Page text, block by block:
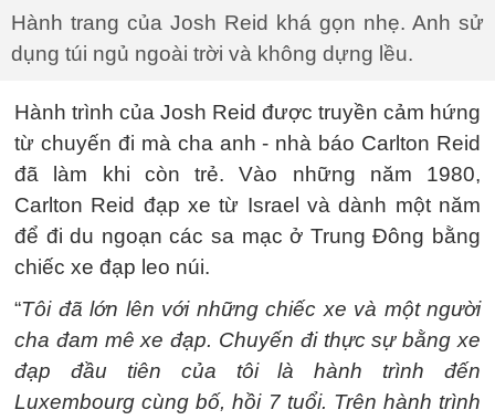
Hành trang của Josh Reid khá gọn nhẹ. Anh sử
dụng túi ngủ ngoài trời và không dựng lều.
Hành trình của Josh Reid được truyền cảm hứng
từ chuyến đi mà cha anh - nhà báo Carlton Reid
đã làm khi còn trẻ. Vào những năm 1980,
Carlton Reid đạp xe từ Israel và dành một năm
để đi du ngoạn các sa mạc ở Trung Đông bằng
chiếc xe đạp leo núi.
“Tôi đã lớn lên với những chiếc xe và một người
cha đam mê xe đạp. Chuyến đi thực sự bằng xe
đạp đầu tiên của tôi là hành trình đến
Luxembourg cùng bố, hồi 7 tuổi. Trên hành trình